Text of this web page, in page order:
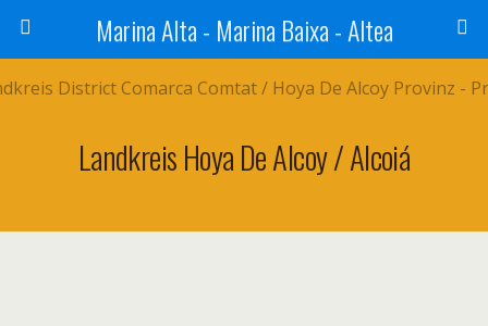
Marina Alta - Marina Baixa - Altea
Landkreis Hoya De Alcoy / Alcoiá